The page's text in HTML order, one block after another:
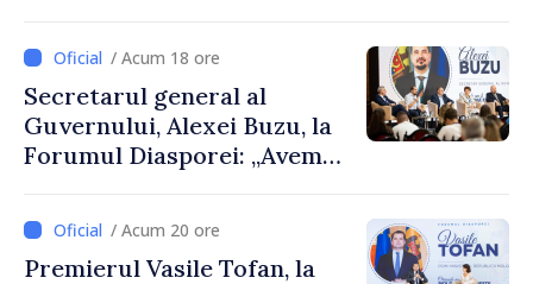
despre parcursul european
al Republicii Moldova.
/ Acum 18 ore
Secretarul general al
Guvernului, Alexei Buzu, la
Forumul Diasporei: „Avem
dumneavoastră pentru a
construi comunități mai
puternice”
/ Acum 20 ore
Premierul Vasile Tofan, la